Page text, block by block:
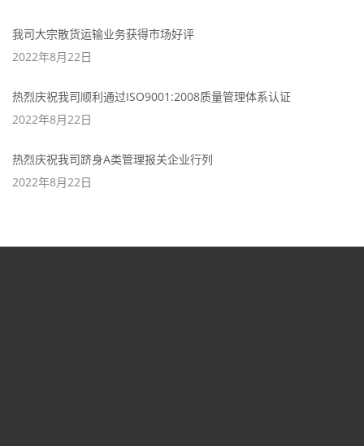
我司大宗散货运输业务获得市场好评
2022年8月22日
热烈庆祝我司顺利通过ISO9001:2008质量管理体系认证
2022年8月22日
热烈庆祝我司跻身A类管理报关企业行列
2022年8月22日